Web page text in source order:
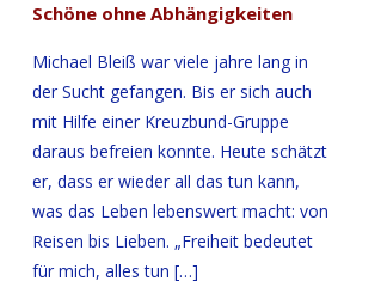
Schöne ohne Abhängigkeiten
Michael Bleiß war viele jahre lang in
der Sucht gefangen. Bis er sich auch
mit Hilfe einer Kreuzbund-Gruppe
daraus befreien konnte. Heute schätzt
er, dass er wieder all das tun kann,
was das Leben lebenswert macht: von
Reisen bis Lieben. „Freiheit bedeutet
für mich, alles tun […]